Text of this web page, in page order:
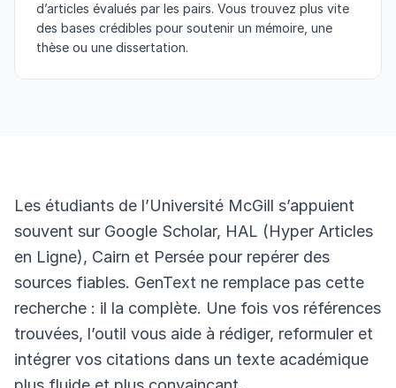
d’articles évalués par les pairs. Vous trouvez plus vite
des bases crédibles pour soutenir un mémoire, une
thèse ou une dissertation.
Les étudiants de l’Université McGill s’appuient
souvent sur Google Scholar, HAL (Hyper Articles
en Ligne), Cairn et Persée pour repérer des
sources fiables. GenText ne remplace pas cette
recherche : il la complète. Une fois vos références
trouvées, l’outil vous aide à rédiger, reformuler et
intégrer vos citations dans un texte académique